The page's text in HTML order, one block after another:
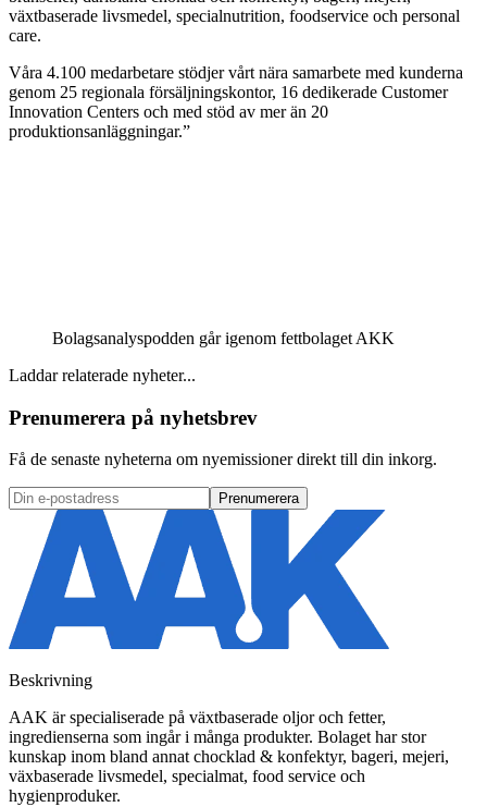
växtbaserade livsmedel, specialnutrition, foodservice och personal
care.
Våra 4.100 medarbetare stödjer vårt nära samarbete med kunderna
genom 25 regionala försäljningskontor, 16 dedikerade Customer
Innovation Centers och med stöd av mer än 20
produktionsanläggningar.”
Bolagsanalyspodden går igenom fettbolaget AKK
Laddar relaterade nyheter...
Prenumerera på nyhetsbrev
Få de senaste nyheterna om nyemissioner direkt till din inkorg.
Prenumerera
Beskrivning
AAK är specialiserade på växtbaserade oljor och fetter,
ingredienserna som ingår i många produkter. Bolaget har stor
kunskap inom bland annat chocklad & konfektyr, bageri, mejeri,
växbaserade livsmedel, specialmat, food service och
hygienproduker.